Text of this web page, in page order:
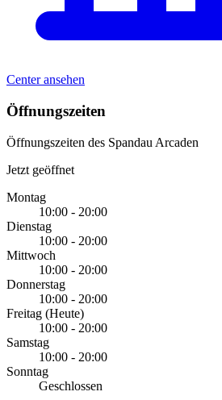
Center ansehen
Öffnungszeiten
Öffnungszeiten des Spandau Arcaden
Jetzt geöffnet
Montag
10:00 - 20:00
Dienstag
10:00 - 20:00
Mittwoch
10:00 - 20:00
Donnerstag
10:00 - 20:00
Freitag (Heute)
10:00 - 20:00
Samstag
10:00 - 20:00
Sonntag
Geschlossen